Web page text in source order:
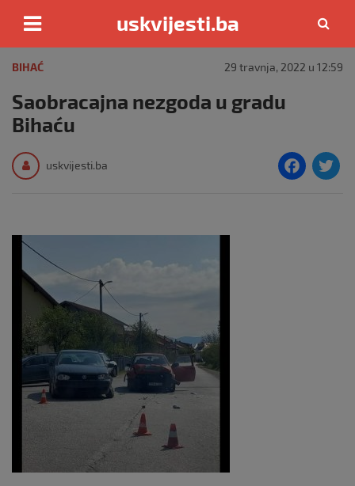
content
uskvijesti.ba
BIHAĆ 29 travnja, 2022 u 12:59
Saobracajna nezgoda u gradu
Bihaću
uskvijesti.ba
F